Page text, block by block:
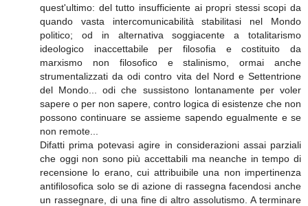
quest'ultimo: del tutto insufficiente ai propri stessi scopi da
quando vasta intercomunicabilità stabilitasi nel Mondo
politico; od in alternativa soggiacente a totalitarismo
ideologico inaccettabile per filosofia e costituito da
marxismo non filosofico e stalinismo, ormai anche
strumentalizzati da odi contro vita del Nord e Settentrione
del Mondo... odi che sussistono lontanamente per voler
sapere o per non sapere, contro logica di esistenze che non
possono continuare se assieme sapendo egualmente e se
non remote...
Difatti prima potevasi agire in considerazioni assai parziali
che oggi non sono più accettabili ma neanche in tempo di
recensione lo erano, cui attribuibile una non impertinenza
antifilosofica solo se di azione di rassegna facendosi anche
un rassegnare, di una fine di altro assolutismo. A terminare